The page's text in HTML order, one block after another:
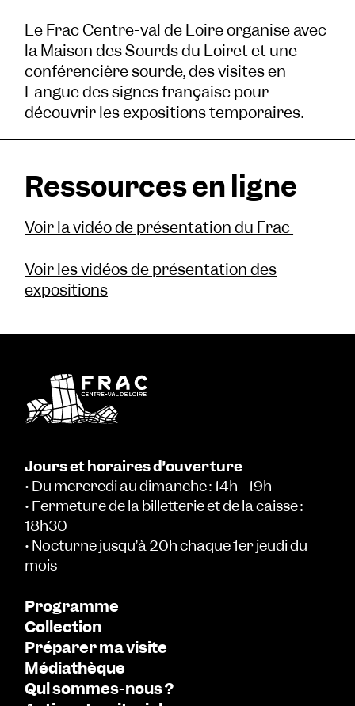
Le Frac Centre-val de Loire organise avec
la Maison des Sourds du Loiret et une
conférencière sourde, des visites en
Langue des signes française pour
découvrir les expositions temporaires.
Ressources en ligne
Voir la vidéo de présentation du Frac
Voir les vidéos de présentation des
expositions
Jours et horaires d’ouverture
• Du mercredi au dimanche : 14h - 19h
• Fermeture de la billetterie et de la caisse :
18h30
• Nocturne jusqu’à 20h chaque 1er jeudi du
mois
Programme
Collection
Préparer ma visite
Médiathèque
Qui sommes-nous ?